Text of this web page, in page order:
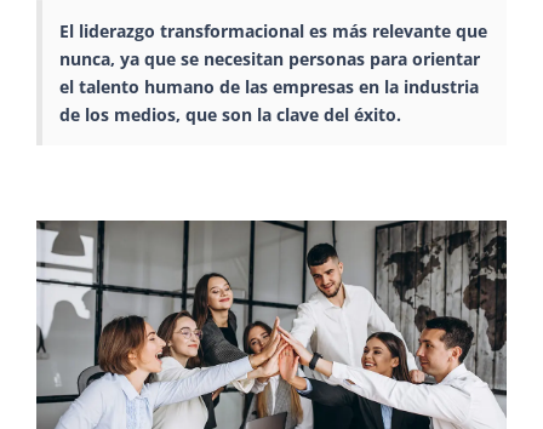
El liderazgo transformacional es más relevante que
nunca, ya que se necesitan personas para orientar
el talento humano de las empresas en la industria
de los medios, que son la clave del éxito.